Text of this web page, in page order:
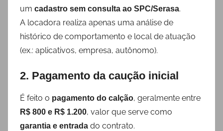
um cadastro sem consulta ao SPC/Serasa.
A locadora realiza apenas uma análise de
histórico de comportamento e local de atuação
(ex.: aplicativos, empresa, autônomo).
2. Pagamento da caução inicial
É feito o pagamento do calção, geralmente entre
R$ 800 e R$ 1.200, valor que serve como
garantia e entrada do contrato.